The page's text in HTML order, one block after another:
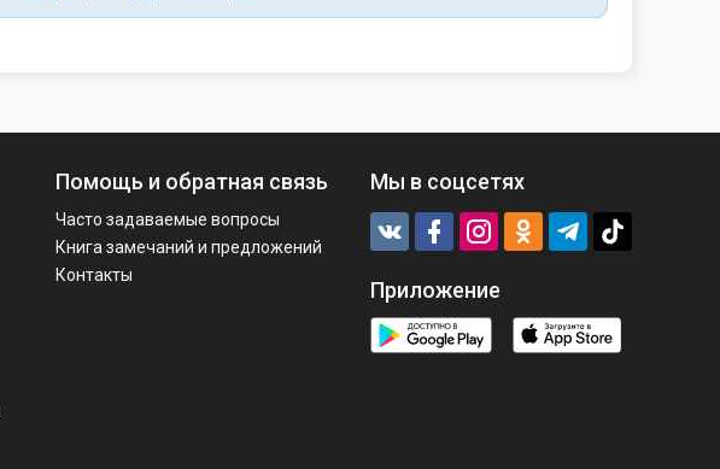
Помощь и обратная связь
Часто задаваемые вопросы
Книга замечаний и предложений
Контакты
Мы в соцсетях
Приложение